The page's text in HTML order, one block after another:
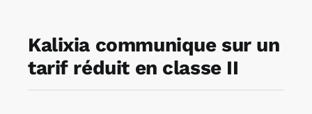
Agenda
Kalixia communique sur un
tarif réduit en classe II